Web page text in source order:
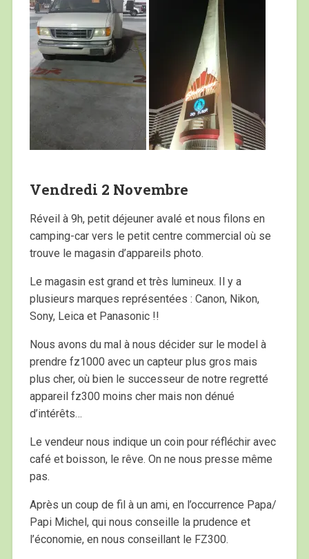
Vendredi 2 Novembre
Réveil à 9h, petit déjeuner avalé et nous filons en
camping-car vers le petit centre commercial où se
trouve le magasin d’appareils photo.
Le magasin est grand et très lumineux. Il y a
plusieurs marques représentées : Canon, Nikon,
Sony, Leica et Panasonic !!
Nous avons du mal à nous décider sur le model à
prendre fz1000 avec un capteur plus gros mais
plus cher, où bien le successeur de notre regretté
appareil fz300 moins cher mais non dénué
d’intérêts…
Le vendeur nous indique un coin pour réfléchir avec
café et boisson, le rêve. On ne nous presse même
pas.
Après un coup de fil à un ami, en l’occurrence Papa/
Papi Michel, qui nous conseille la prudence et
l’économie, en nous conseillant le FZ300.